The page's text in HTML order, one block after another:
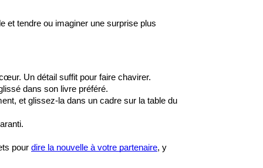
et tendre ou imaginer une surprise plus
Un détail suffit pour faire chavirer.
dans son livre préféré.
et glissez-la dans un cadre sur la table du
pour dire la nouvelle à votre partenaire, y